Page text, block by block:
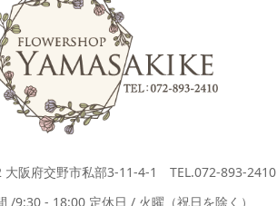
大阪府交野市私部3-11-4-1 TEL.072-893-2410
/9:30 - 18:00 定休日 / 火曜（祝日を除く）